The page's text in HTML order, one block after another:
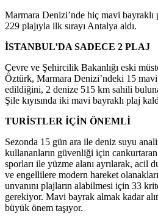
Marmara Denizi’nde hiç mavi bayraklı
229 plajıyla ilk sırayı Antalya aldı.
İSTANBUL’DA SADECE 2 PLAJ
Çevre ve Şehircilik Bakanlığı eski
Öztürk, Marmara Denizi’ndeki 15 mavi
edildiğini, 2 denize 515 km sahili
Şile kıyısında iki mavi bayraklı plaj
TURİSTLER İÇİN ÖNEMLİ
Sezonda 15 gün ara ile deniz suyu
kullananların güvenliği için
sporları ile yüzme alanı ayrılarak, acil
ve engellilere modern hareket
unvanını plajların alabilmesi için 33
gerekiyor. Mavi bayrak almak kadar
büyük önem taşıyor.